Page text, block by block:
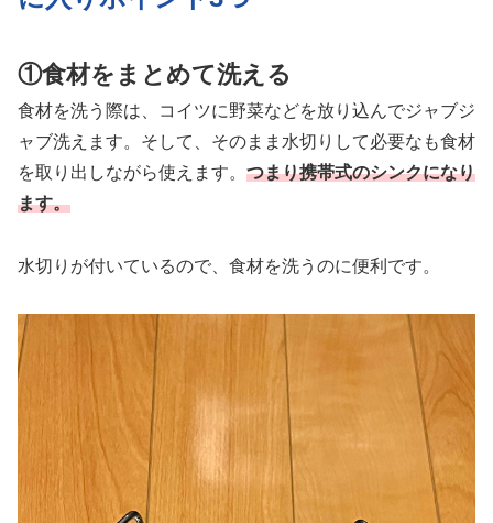
①食材をまとめて洗える
食材を洗う際は、コイツに野菜などを放り込んでジャブジ
ャブ洗えます。そして、そのまま水切りして必要なも食材
を取り出しながら使えます。 つまり携帯式のシンクになり
ます。
水切りが付いているので、食材を洗うのに便利です。